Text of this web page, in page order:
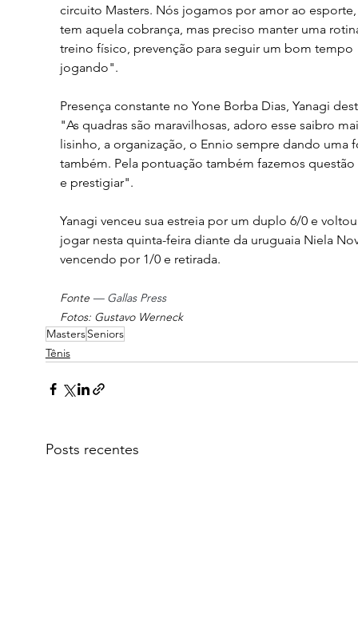
circuito Masters. Nós jogamos por amor ao
tem aquela cobrança, mas preciso manter uma
treino físico, prevenção para seguir um bom tempo
jogando".
Presença constante no Yone Borba Dias, Yanagi
"As quadras são maravilhosas, adoro esse saibro
lisinho, a organização, o Ennio sempre dando uma
também. Pela pontuação também fazemos
e prestigiar".
Yanagi venceu sua estreia por um duplo 6/0 e
jogar nesta quinta-feira diante da uruguaia Niela
vencendo por 1/0 e retirada.
Fonte — Gallas Press
Fotos: Gustavo Werneck
MastersSeniors
Tênis
Posts recentes